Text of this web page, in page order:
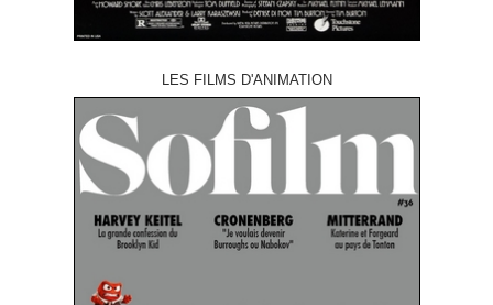
LES FILMS D'ANIMATION